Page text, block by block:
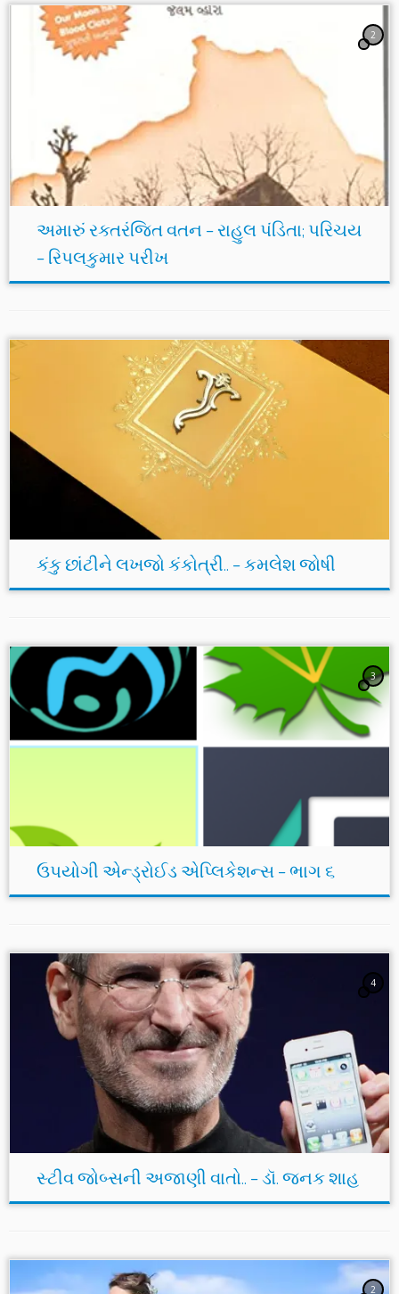
2
અમારું રક્તરંજિત વતન – રાહુલ પંડિતા; પરિચય
– રિપલકુમાર પરીખ
કંકુ છાંટીને લખજો કંકોત્રી.. – કમલેશ જોષી
3
ઉપયોગી એન્ડ્રોઈડ એપ્લિકેશન્સ – ભાગ ૬
4
સ્ટીવ જોબ્સની અજાણી વાતો.. – ડૉ. જનક શાહ
2